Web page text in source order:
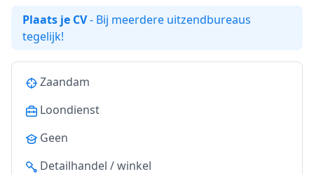
Plaats je CV- Bij meerdere uitzendbureaus
tegelijk!
Zaandam
Loondienst
Geen
Detailhandel / winkel